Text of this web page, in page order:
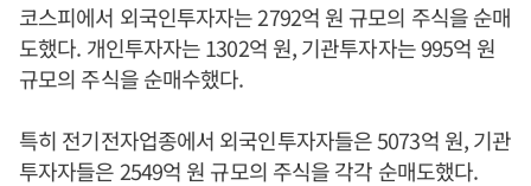
코스피에서 외국인투자자는 2792억 원 규모의 주식을 순매
도했다. 개인투자자는 1302억 원, 기관투자자는 995억 원
규모의 주식을 순매수했다.
특히 전기전자업종에서 외국인투자자들은 5073억 원, 기관
투자자들은 2549억 원 규모의 주식을 각각 순매도했다.